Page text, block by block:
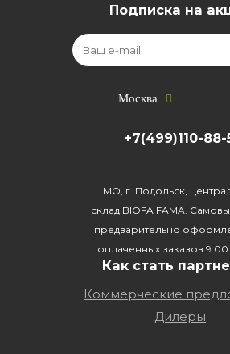
Подписка на
Москва
+7(499)110-88-
МО, г. Подольск,
склад BIOFA FAMA.
предварительно
оплаченных заказов 9:00
Как стать
Коммерческие
Дилеры